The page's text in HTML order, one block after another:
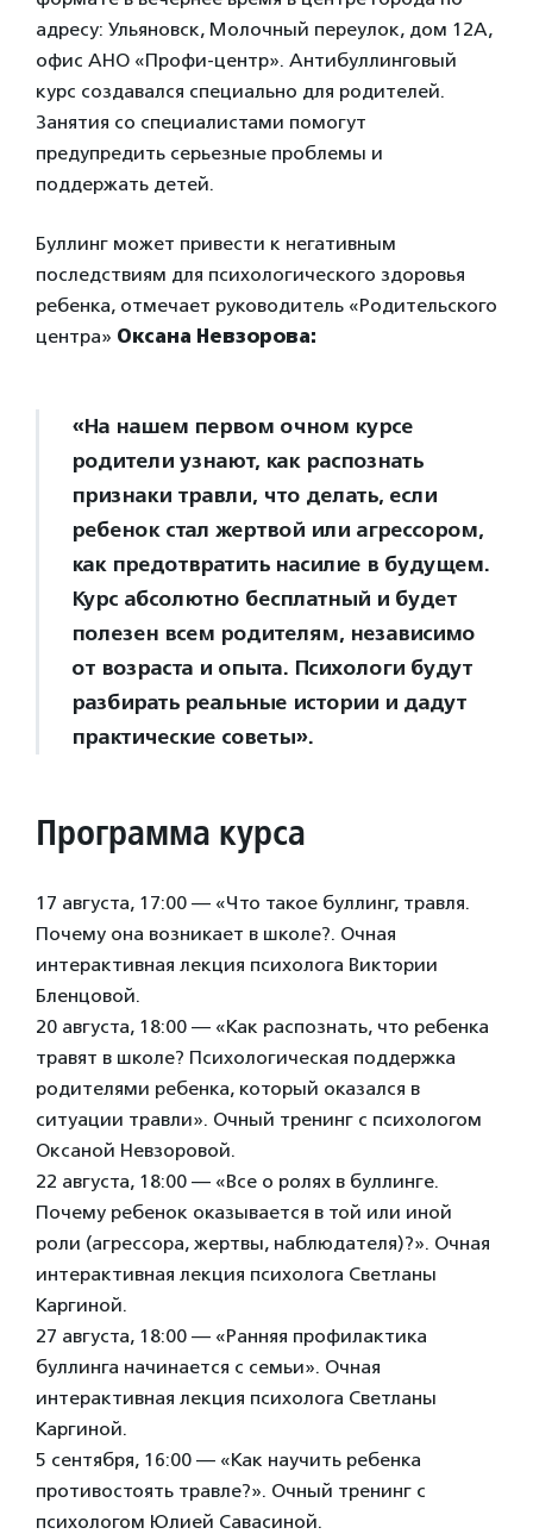
адресу: Ульяновск, Молочный переулок, дом 12А,
офис АНО «Профи-центр». Антибуллинговый
курс создавался специально для родителей.
Занятия со специалистами помогут
предупредить серьезные проблемы и
поддержать детей.
Буллинг может привести к негативным
последствиям для психологического здоровья
ребенка, отмечает руководитель «Родительского
центра» Оксана Невзорова:
«На нашем первом очном курсе
родители узнают, как распознать
признаки травли, что делать, если
ребенок стал жертвой или агрессором,
как предотвратить насилие в будущем.
Курс абсолютно бесплатный и будет
полезен всем родителям, независимо
от возраста и опыта. Психологи будут
разбирать реальные истории и дадут
практические советы».
Программа курса
17 августа, 17:00 — «Что такое буллинг, травля.
Почему она возникает в школе?. Очная
интерактивная лекция психолога Виктории
Бленцовой.
20 августа, 18:00 — «Как распознать, что ребенка
травят в школе? Психологическая поддержка
родителями ребенка, который оказался в
ситуации травли». Очный тренинг с психологом
Оксаной Невзоровой.
22 августа, 18:00 — «Все о ролях в буллинге.
Почему ребенок оказывается в той или иной
роли (агрессора, жертвы, наблюдателя)?». Очная
интерактивная лекция психолога Светланы
Каргиной.
27 августа, 18:00 — «Ранняя профилактика
буллинга начинается с семьи». Очная
интерактивная лекция психолога Светланы
Каргиной.
5 сентября, 16:00 — «Как научить ребенка
противостоять травле?». Очный тренинг с
психологом Юлией Савасиной.